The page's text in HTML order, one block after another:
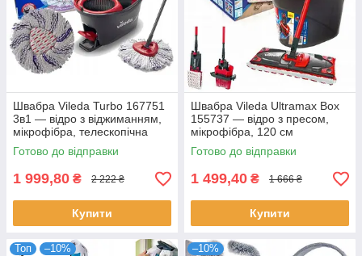
Швабра Vileda Turbo 167751
3в1 — відро з віджиманням,
мікрофібра, телескопічна
Готово до відправки
1 999,80 ₴ 2 222 ₴
Купити
Швабра Vileda Ultramax Box
155737 — відро з пресом,
мікрофібра, 120 см
Готово до відправки
1 499,40 ₴ 1 666 ₴
Купити
Топ –10% –10%